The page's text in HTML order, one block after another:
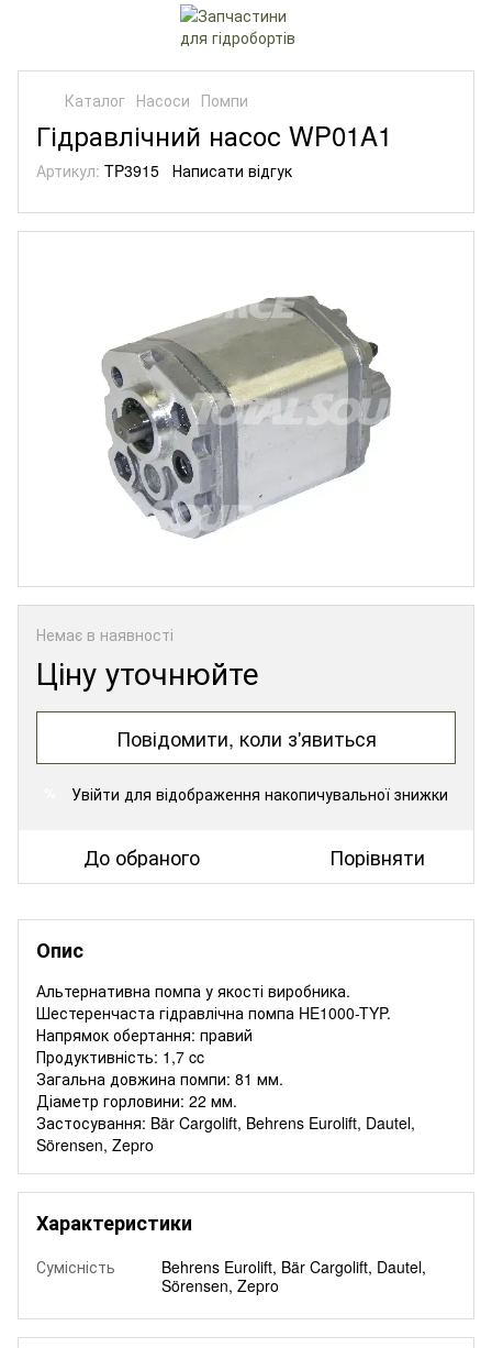
Каталог Насоси Помпи
Гідравлічний насос WP01A1
Артикул: TP3915 Написати відгук
Немає в наявності
Ціну уточнюйте
Повідомити, коли з'явиться
Увійти для відображення накопичувальної знижки
До обраного Порівняти
Опис
Альтернативна помпа у якості виробника.
Шестеренчаста гідравлічна помпа HE1000-TYP.
Напрямок обертання: правий
Продуктивність: 1,7 cc
Загальна довжина помпи: 81 мм.
Діаметр горловини: 22 мм.
Застосування: Bär Cargolift, Behrens Eurolift, Dautel,
Sörensen, Zepro
Характеристики
Сумісність
Behrens Eurolift, Bär Cargolift, Dautel,
Sörensen, Zepro